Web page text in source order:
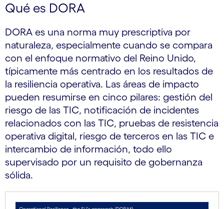
Qué es DORA
DORA es una norma muy prescriptiva por
naturaleza, especialmente cuando se compara
con el enfoque normativo del Reino Unido,
típicamente más centrado en los resultados de
la resiliencia operativa. Las áreas de impacto
pueden resumirse en cinco pilares: gestión del
riesgo de las TIC, notificación de incidentes
relacionados con las TIC, pruebas de resistencia
operativa digital, riesgo de terceros en las TIC e
intercambio de información, todo ello
supervisado por un requisito de gobernanza
sólida.